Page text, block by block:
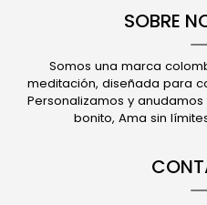
SOBRE
Somos una marca
meditación, diseñada para
Personalizamos y
bonito, Ama sin